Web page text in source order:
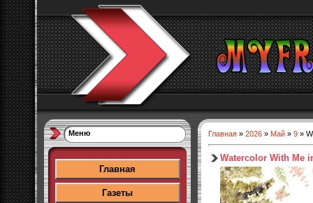
Меню
Главная
Газеты
Главная » 2026 » Май » 9 »
Watercolor With Me